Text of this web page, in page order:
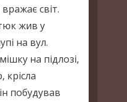
світ.
жив у
на вул.
на підлозі,
крісла
побудував